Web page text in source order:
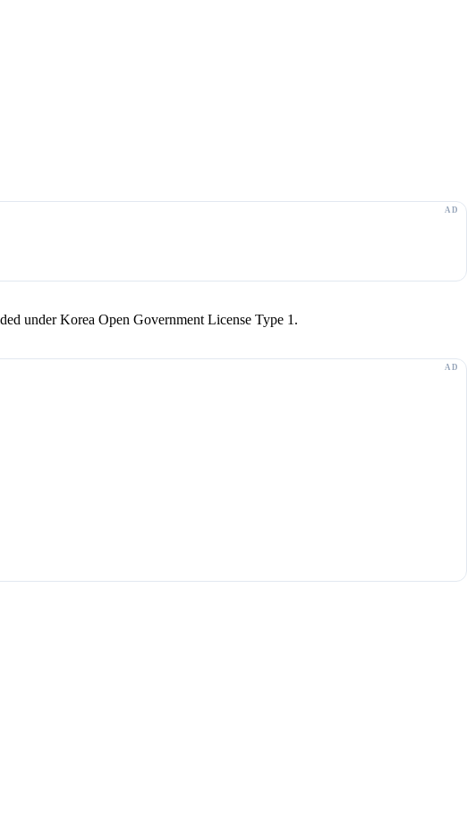
under Korea Open Government License Type 1.